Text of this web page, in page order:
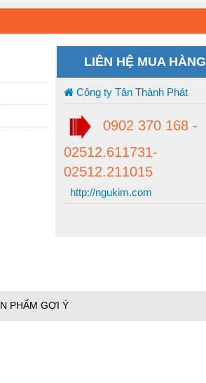
LIÊN HỆ MUA HÀNG
Công ty Tân Thành Phát
0902 370 168 -
02512.611731-
02512.211015
http://ngukim.com
PHẨM GỢI Ý